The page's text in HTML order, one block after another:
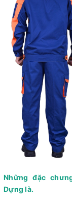
Những đặc
Dựng là.